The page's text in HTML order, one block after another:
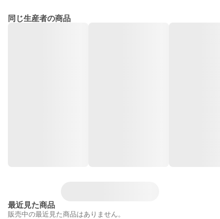
同じ生産者の商品
最近見た商品
販売中の最近見た商品はありません。